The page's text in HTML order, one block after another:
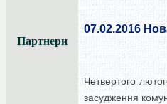
Партнери
07.02.2016
Четвертого
засудження